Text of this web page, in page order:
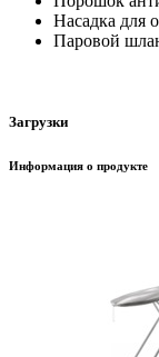
Насадка для
Паровой
Загрузки
Информация о продукте